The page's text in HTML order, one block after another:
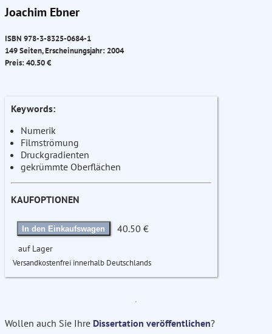
Joachim Ebner
ISBN 978-3-8325-0684-1
149 Seiten, Erscheinungsjahr: 2004
Preis: 40.50 €
Keywords:
Numerik
Filmströmung
Druckgradienten
gekrümmte Oberflächen
KAUFOPTIONEN
In den Einkaufswagen 40.50 €
auf Lager
Versandkostenfrei innerhalb Deutschlands
Wollen auch Sie Ihre Dissertation veröffentlichen?